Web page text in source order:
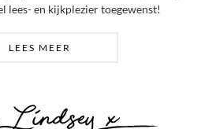
lees- en kijkplezier toegewenst!
LEES MEER